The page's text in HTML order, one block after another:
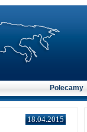
18.04.2015
Polecamy